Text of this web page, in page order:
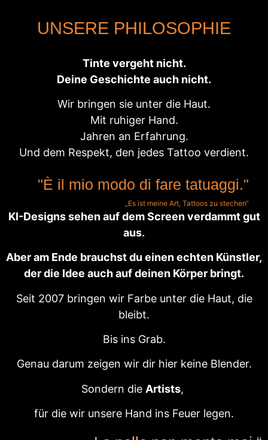
UNSERE PHILOSOPHIE
Tinte vergeht nicht.
Deine Geschichte auch nicht.
Wir bringen sie unter die Haut.
Mit ruhiger Hand.
Jahren an Erfahrung.
Und dem Respekt, den jedes Tattoo verdient.
"È il mio modo di fare tatuaggi."
„Es ist meine Art, Tattoos zu stechen“
KI-Designs sehen auf dem Screen verdammt gut
aus.
Aber am Ende brauchst du einen echten Künstler,
der die Idee auch auf deinen Körper bringt.
Seit 2007 bringen wir Farbe unter die Haut, die
bleibt.
Bis ins Grab.
Genau darum zeigen wir dir hier keine Blender.
Sondern die Artists,
für die wir unsere Hand ins Feuer legen.